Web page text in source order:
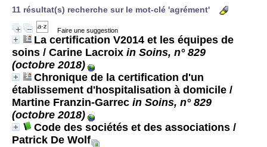
11 résultat(s) recherche sur le mot-clé 'agrément'
Faire une suggestion
La certification V2014 et les équipes de
soins / Carine Lacroix in Soins, n° 829
(octobre 2018)
Chronique de la certification d'un
établissement d'hospitalisation à domicile /
Martine Franzin-Garrec in Soins, n° 829
(octobre 2018)
Code des sociétés et des associations /
Patrick De Wolf